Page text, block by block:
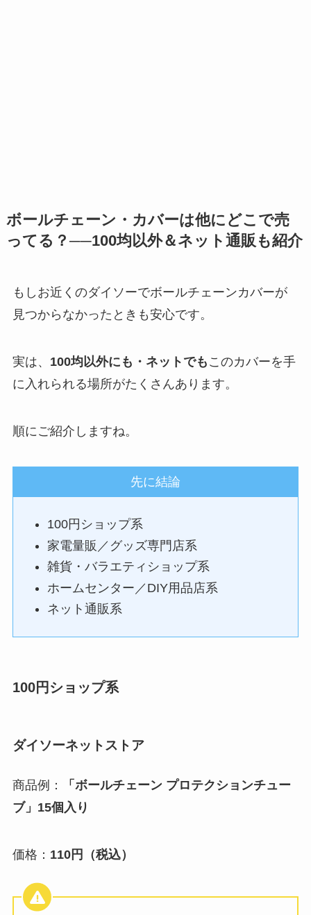
ボールチェーン・カバーは他にどこで売
ってる？──100均以外＆ネット通販も紹介
もしお近くのダイソーでボールチェーンカバーが
見つからなかったときも安心です。
実は、 100均以外にも・ネットでも このカバーを手
に入れられる場所がたくさんあります。
順にご紹介しますね。
先に結論
100円ショップ系
家電量販／グッズ専門店系
雑貨・バラエティショップ系
ホームセンター／DIY用品店系
ネット通販系
100円ショップ系
ダイソーネットストア
商品例：
「ボールチェーン プロテクションチュー
ブ」15個入り
価格： 110円（税込）